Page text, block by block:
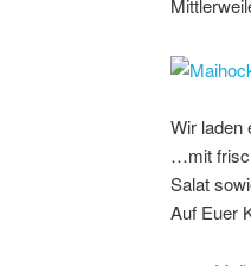
Wir laden
…mit
Salat
Auf Euer